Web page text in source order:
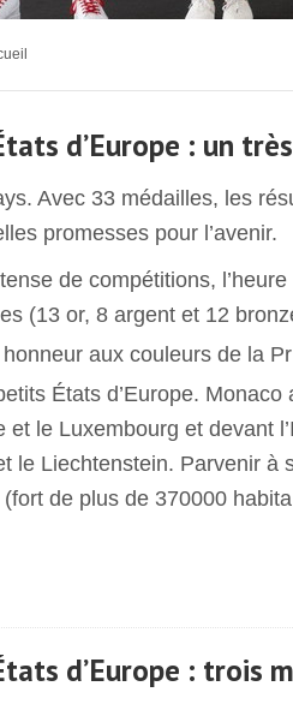
d’Europe : un
Avec 33 médailles, les
promesses pour l’avenir.
de compétitions,
(13 or, 8 argent et 12
aux couleurs de la
États d’Europe. Monaco
et le Luxembourg et devant
le Liechtenstein. Parvenir à
(fort de plus de 370000
d’Europe : trois